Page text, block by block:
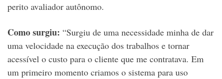
perito avaliador autônomo.
Como surgiu: “Surgiu de uma necessidade minha de dar
uma velocidade na execução dos trabalhos e tornar
acessível o custo para o cliente que me contratava. Em
um primeiro momento criamos o sistema para uso